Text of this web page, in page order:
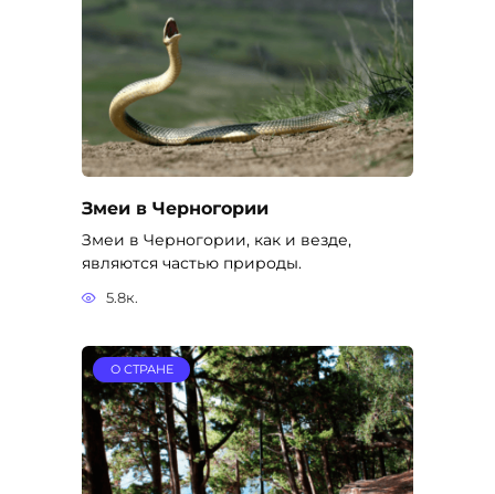
Змеи в Черногории
Змеи в Черногории, как и везде,
являются частью природы.
5.8к.
О СТРАНЕ